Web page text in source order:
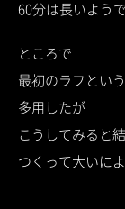
60分は長いよう
ところで
最初のラフとい
多用したが
こうしてみると
つくって大いに